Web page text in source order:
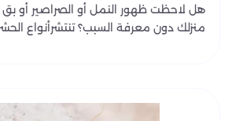
هل لاحظت ظهور النمل أو الصراصير أو
منزلك دون معرفة السبب؟ تنتشرأنواع